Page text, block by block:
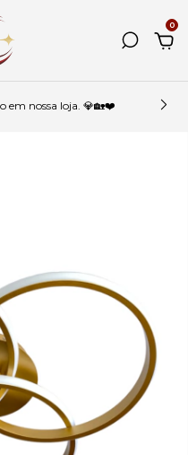
0
em nossa loja. 💎🏡❤️